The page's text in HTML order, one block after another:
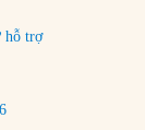
hỗ trợ